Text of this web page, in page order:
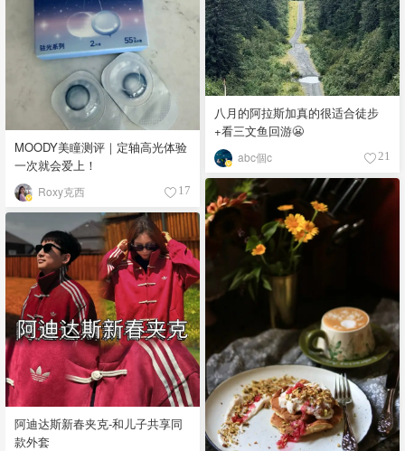
八月的阿拉斯加真的很适合徒步
+看三文鱼回游😬
abc個c 21
MOODY美瞳测评｜定轴高光体验
一次就会爱上！
Roxy克西 17
阿迪达斯新春夹克-和儿子共享同
款外套